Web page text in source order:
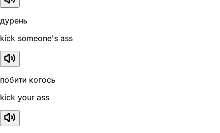
дурень
kick someone's ass
побити когось
kick your ass